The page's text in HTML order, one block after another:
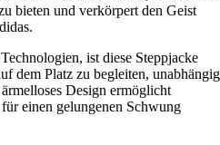
bieten und verkörpert den Geist
ist diese Steppjacke
dem Platz zu begleiten, unabhängig
Design ermöglicht
einen gelungenen Schwung